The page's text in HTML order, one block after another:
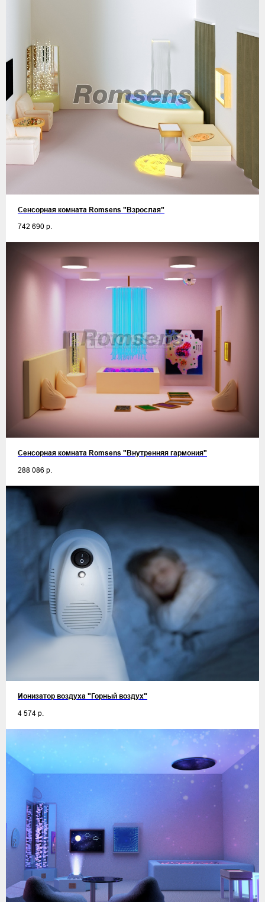
Сенсорная комната Romsens "Взрослая"
742 690 р.
Сенсорная комната Romsens "Внутренняя гармония"
288 086 р.
Ионизатор воздуха "Горный воздух"
4 574 р.